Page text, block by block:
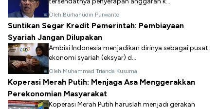
Oleh Burhanudin Purwanto
Suntikan Segar Kredit Pemerintah: Pembiayaan
Syariah Jangan Dilupakan
Ambisi Indonesia menjadikan dirinya sebagai pusat
ekonomi syariah (eksyar) d...
Oleh Muhammad Trianda Kusuma
Koperasi Merah Putih: Menjaga Asa Menggerakkan
Perekonomian Masyarakat
Koperasi Merah Putih haruslah menjadi gerakan